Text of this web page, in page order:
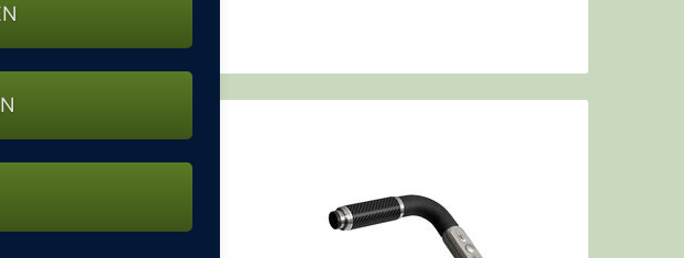
an.
angebracht werden.
Der Kunde
Zeigefinger bequem